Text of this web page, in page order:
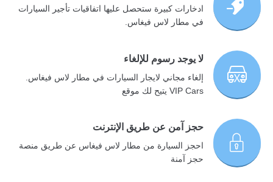
ادخارات كبيرة ستحصل عليها اتفاقيات تأجير السيارات
في مطار لاس فيغاس.
لا يوجد رسوم للإلغاء
إلغاء مجاني لايجار السيارات في مطار لاس فيغاس.
VIP Cars يتيح لك موقع
حجز آمن عن طريق الإنترنت
احجز السيارة من مطار لاس فيغاس عن طريق منصة
حجز آمنة